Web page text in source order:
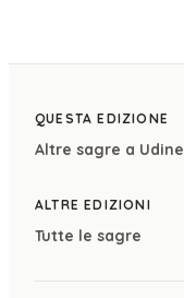
QUESTA EDIZIONE
Altre sagre a Udine
ALTRE EDIZIONI
Tutte le sagre